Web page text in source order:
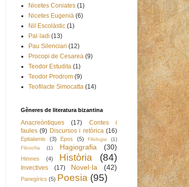
Nicetes Coniates (1)
Nicetes Eugenià (6)
Nil Escolàstic (1)
Pal·ladi (13)
Pau Silenciari (12)
Procopi de Cesarea (9)
Teodor Estudita (1)
Teodor Prodrom (9)
Teofilacte Simocatta (14)
Gèneres de literatura bizantina
Anacreòntiques (17)
Contes i
faules (9) Discursos i retòrica (16)
Epitalamis (3) Epos (5) Filologia
(1)
Filosofia
(1) Hagiografia (30)
Himnes (4) Història (84)
Invectives (17) Novel·la (42)
Panegírics (5) Poesia (95)